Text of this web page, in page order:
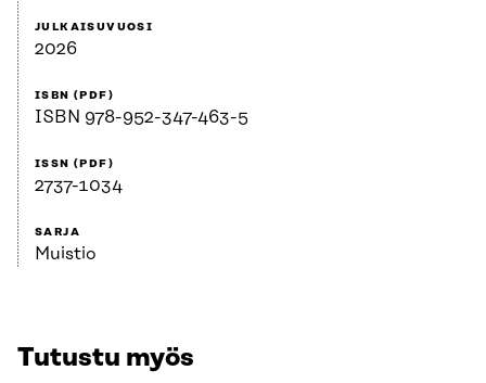
JULKAISUVUOSI
2026
ISBN (PDF)
ISBN 978-952-347-463-5
ISSN (PDF)
2737-1034
SARJA
Muistio
Tutustu myös